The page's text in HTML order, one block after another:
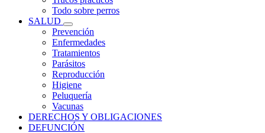
Todo sobre perros
SALUD
Prevención
Enfermedades
Tratamientos
Parásitos
Reproducción
Higiene
Peluquería
Vacunas
DERECHOS Y OBLIGACIONES
DEFUNCIÓN